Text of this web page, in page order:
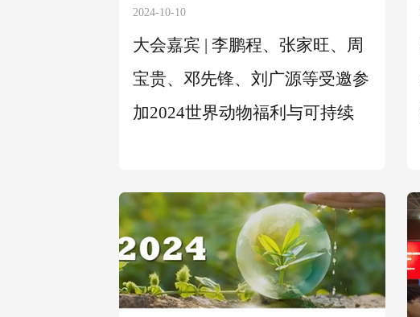
2024-10-10
大会嘉宾 | 李鹏程、张家旺、周
宝贵、邓先锋、刘广源等受邀参
加2024世界动物福利与可持续